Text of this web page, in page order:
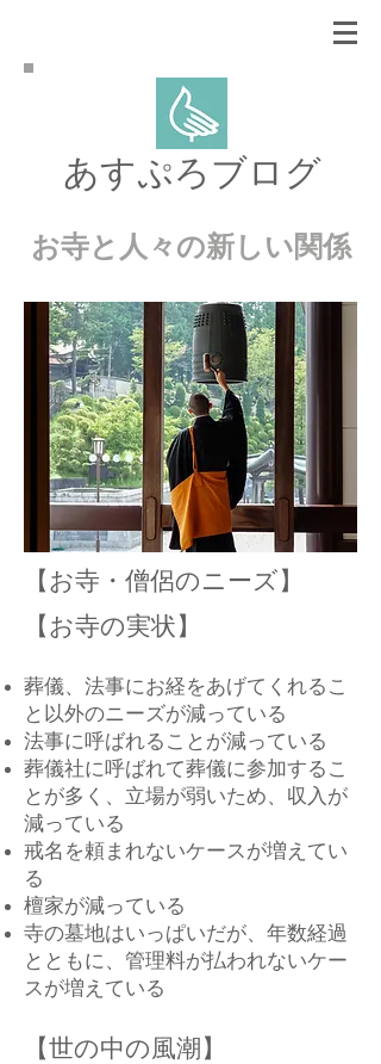
あすぷろブログ
お寺と人々の新しい関係
【お寺・僧侶のニーズ】
【お寺の実状】
葬儀、法事にお経をあげてくれるこ
と以外のニーズが減っている
法事に呼ばれることが減っている
葬儀社に呼ばれて葬儀に参加するこ
とが多く、立場が弱いため、収入が
減っている
戒名を頼まれないケースが増えてい
る
檀家が減っている
寺の墓地はいっぱいだが、年数経過
とともに、管理料が払われないケー
スが増えている
【世の中の風潮】